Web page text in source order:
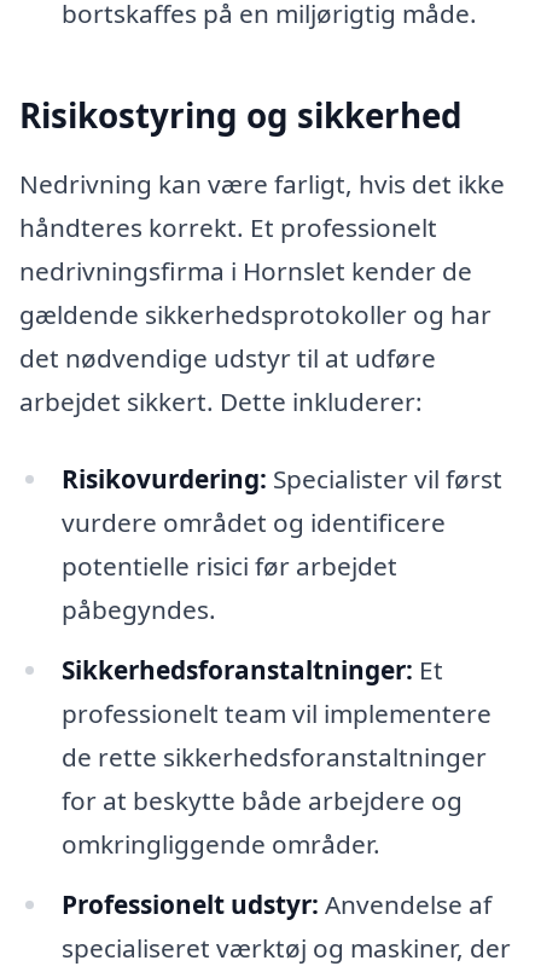
bortskaffes på en miljørigtig måde.
Risikostyring og sikkerhed
Nedrivning kan være farligt, hvis det ikke
håndteres korrekt. Et professionelt
nedrivningsfirma i Hornslet kender de
gældende sikkerhedsprotokoller og har
det nødvendige udstyr til at udføre
arbejdet sikkert. Dette inkluderer:
Risikovurdering: Specialister vil først
vurdere området og identificere
potentielle risici før arbejdet
påbegyndes.
Sikkerhedsforanstaltninger: Et
professionelt team vil implementere
de rette sikkerhedsforanstaltninger
for at beskytte både arbejdere og
omkringliggende områder.
Professionelt udstyr: Anvendelse af
specialiseret værktøj og maskiner, der